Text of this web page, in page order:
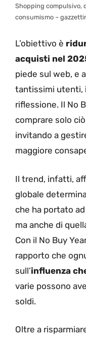
Shopping compulsivo,
consumismo –
L’obiettivo è
acquisti nel
piede sul web, e
tantissimi utenti,
riflessione. Il No
comprare solo
invitando a
maggiore
Il trend, infatti,
globale
che ha portato
ma anche di
Con il No Buy
rapporto che
sull’influenza
varie possono
soldi.
Oltre a